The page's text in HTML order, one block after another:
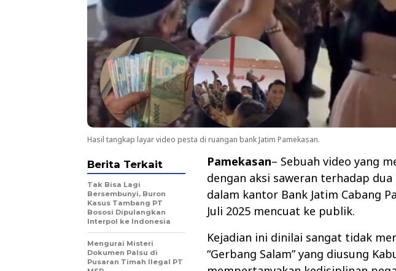
Hasil tangkap layar video pesta di ruangan bank Jatim Pamekasan.
Pamekasan– Sebuah video yang
dengan aksi saweran terhadap dua
dalam kantor Bank Jatim Cabang
Juli 2025 mencuat ke publik.
Kejadian ini dinilai sangat tidak
“Gerbang Salam” yang diusung
Berita Terkait
Tak Bisa Lagi
Bersembunyi, Buron
Kasus Tambang PT
Bososi Dipulangkan
Interpol ke Indonesia
Mengurai Misteri
Dokumen Palsu di
Pusaran Timah Ilegal PT